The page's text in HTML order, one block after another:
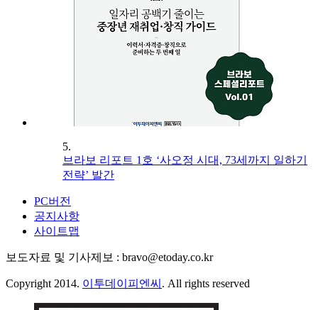
5.
브라보 리포트 1호 ‘사오정 시대, 73세까지 일하기
전략’ 발간
PC버전
공지사항
사이트맵
보도자료 및 기사제보 : bravo@etoday.co.kr
Copyright 2014. 이투데이피엔씨 . All rights reserved